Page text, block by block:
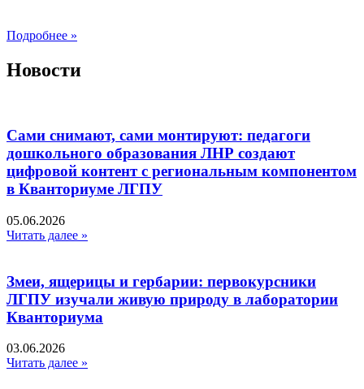
Подробнее »
Новости
Сами снимают, сами монтируют: педагоги
дошкольного образования ЛНР создают
цифровой контент с региональным компонентом
в Кванториуме ЛГПУ​
05.06.2026
Читать далее »
Змеи, ящерицы и гербарии: первокурсники
ЛГПУ изучали живую природу в лаборатории
Кванториума
03.06.2026
Читать далее »